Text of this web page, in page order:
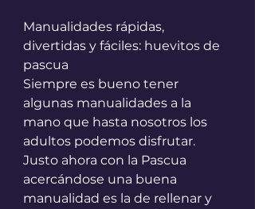
Manualidades rápidas,
divertidas y fáciles: huevitos de
pascua
Siempre es bueno tener
algunas manualidades a la
mano que hasta nosotros los
adultos podemos disfrutar.
Justo ahora con la Pascua
acercándose una buena
manualidad es la de rellenar y